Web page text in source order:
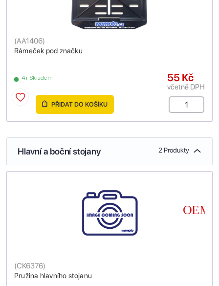
Rámeček pod značku
(AA1406)
4+ Skladem 55 Kč
včetně DPH
PŘIDAT DO KOŠÍKU
Hlavní a boční stojany 2 Produkty
Pružina hlavního stojanu
(CK6376)